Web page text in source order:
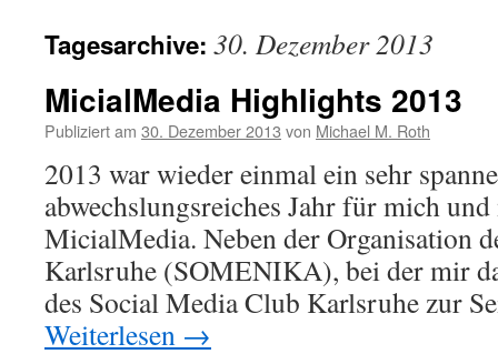
Tagesarchive: 30. Dezember 2013
MicialMedia Highlights 2013
Publiziert am 30. Dezember 2013 von Michael M. Roth
2013 war wieder einmal ein sehr
abwechslungsreiches Jahr für mich
MicialMedia. Neben der Organisation
Karlsruhe (SOMENIKA), bei der mir
des Social Media Club Karlsruhe zur
Weiterlesen →